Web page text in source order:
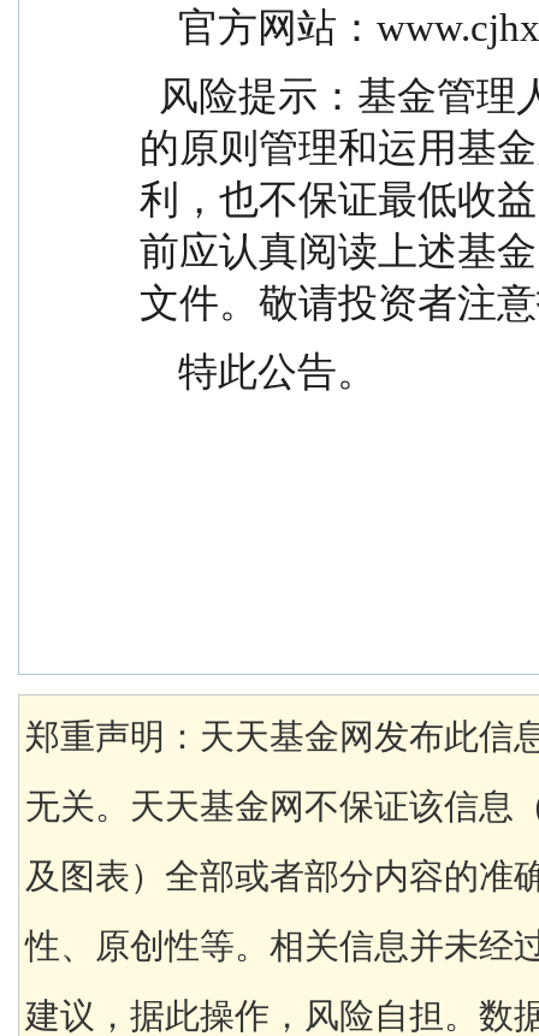
官方网站：
的原则管理和运用基
利，也不保证最低收
前应认真阅读上述基
文件。敬请投资者注
    特此公告。
郑重声明：天天基金网发布此信
无关。天天基金网不保证该信息
及图表）全部或者部分内容的准
性、原创性等。相关信息并未经
建议，据此操作，风险自担。数